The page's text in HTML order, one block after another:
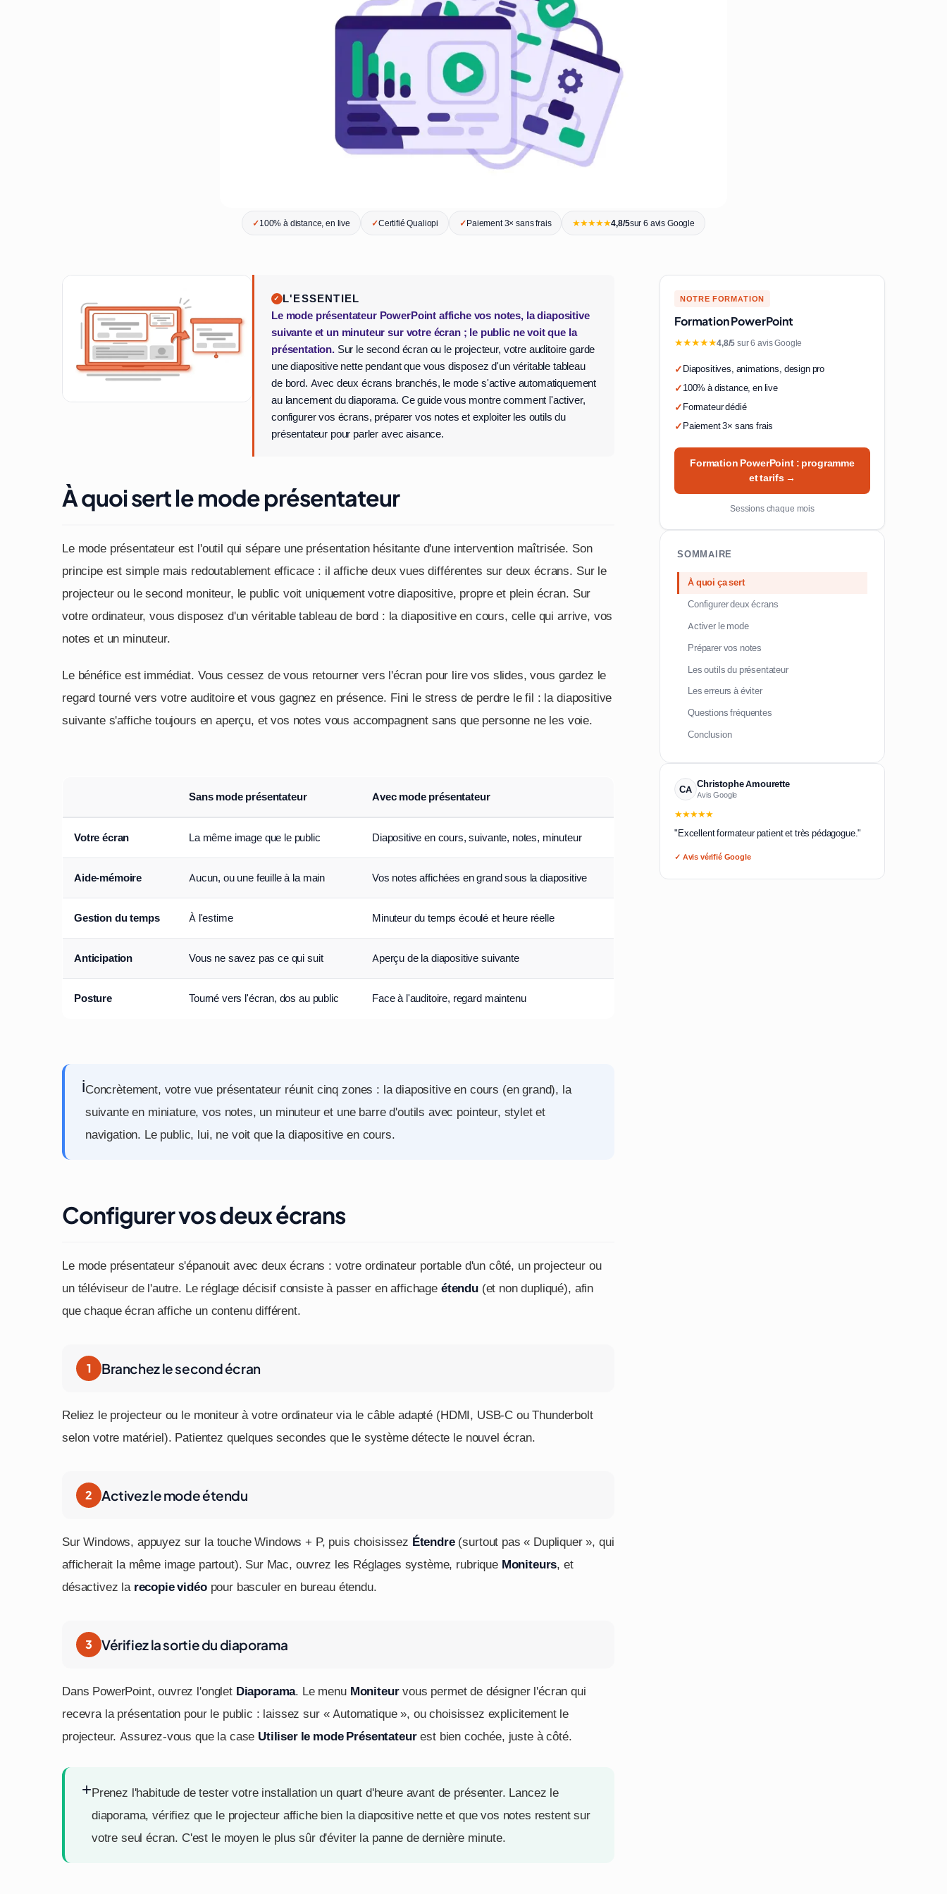
✓100% à distance, en live ✓Certifié Qualiopi ✓Paiement 3× sans frais ★★★★★4,8/5sur 6 avis Google
L'ESSENTIEL
Le mode présentateur PowerPoint affiche vos notes, la diapositive
suivante et un minuteur sur votre écran ; le public ne voit que la
présentation.Sur le second écran ou le projecteur, votre auditoire garde
une diapositive nette pendant que vous disposez d'un véritable tableau
de bord. Avec deux écrans branchés, le mode s'active automatiquement
au lancement du diaporama. Ce guide vous montre comment l'activer,
configurer vos écrans, préparer vos notes et exploiter les outils du
présentateur pour parler avec aisance.
À quoi sert le mode présentateur
Le mode présentateur est l'outil qui sépare une présentation hésitante d'une intervention maîtrisée. Son
principe est simple mais redoutablement efficace : il affiche deux vues différentes sur deux écrans. Sur le
projecteur ou le second moniteur, le public voit uniquement votre diapositive, propre et plein écran. Sur
votre ordinateur, vous disposez d'un véritable tableau de bord : la diapositive en cours, celle qui arrive, vos
notes et un minuteur.
Le bénéfice est immédiat. Vous cessez de vous retourner vers l'écran pour lire vos slides, vous gardez le
regard tourné vers votre auditoire et vous gagnez en présence. Fini le stress de perdre le fil : la diapositive
suivante s'affiche toujours en aperçu, et vos notes vous accompagnent sans que personne ne les voie.
Sans mode présentateur Avec mode présentateur
Votre écran La même image que le public Diapositive en cours, suivante, notes, minuteur
Aide-mémoire Aucun, ou une feuille à la main Vos notes affichées en grand sous la diapositive
Gestion du temps À l'estime Minuteur du temps écoulé et heure réelle
Anticipation Vous ne savez pas ce qui suit Aperçu de la diapositive suivante
Posture Tourné vers l'écran, dos au public Face à l'auditoire, regard maintenu
iConcrètement, votre vue présentateur réunit cinq zones : la diapositive en cours (en grand), la
suivante en miniature, vos notes, un minuteur et une barre d'outils avec pointeur, stylet et
navigation. Le public, lui, ne voit que la diapositive en cours.
Configurer vos deux écrans
Le mode présentateur s'épanouit avec deux écrans : votre ordinateur portable d'un côté, un projecteur ou
un téléviseur de l'autre. Le réglage décisif consiste à passer en affichage étendu(et non dupliqué), afin
que chaque écran affiche un contenu différent.
Branchez le second écran
Reliez le projecteur ou le moniteur à votre ordinateur via le câble adapté (HDMI, USB-C ou Thunderbolt
selon votre matériel). Patientez quelques secondes que le système détecte le nouvel écran.
Activez le mode étendu
Sur Windows, appuyez sur la touche Windows + P, puis choisissez Étendre(surtout pas « Dupliquer », qui
afficherait la même image partout). Sur Mac, ouvrez les Réglages système, rubrique Moniteurs, et
désactivez la recopie vidéopour basculer en bureau étendu.
Vérifiez la sortie du diaporama
Dans PowerPoint, ouvrez l'onglet Diaporama. Le menu Moniteurvous permet de désigner l'écran qui
recevra la présentation pour le public : laissez sur « Automatique », ou choisissez explicitement le
projecteur. Assurez-vous que la case Utiliser le mode Présentateurest bien cochée, juste à côté.
+Prenez l'habitude de tester votre installation un quart d'heure avant de présenter. Lancez le
diaporama, vérifiez que le projecteur affiche bien la diapositive nette et que vos notes restent sur
votre seul écran. C'est le moyen le plus sûr d'éviter la panne de dernière minute.
NOTRE FORMATION
Formation PowerPoint
★★★★★4,8/5sur 6 avis Google
Diapositives, animations, design pro
100% à distance, en live
Formateur dédié
Paiement 3× sans frais
Formation PowerPoint : programme
et tarifs →
Sessions chaque mois
SOMMAIRE
À quoi ça sert
Configurer deux écrans
Activer le mode
Préparer vos notes
Les outils du présentateur
Les erreurs à éviter
Questions fréquentes
Conclusion
CA Christophe Amourette
Avis Google
★★★★★
"Excellent formateur patient et très pédagogue."
✓ Avis vérifié Google